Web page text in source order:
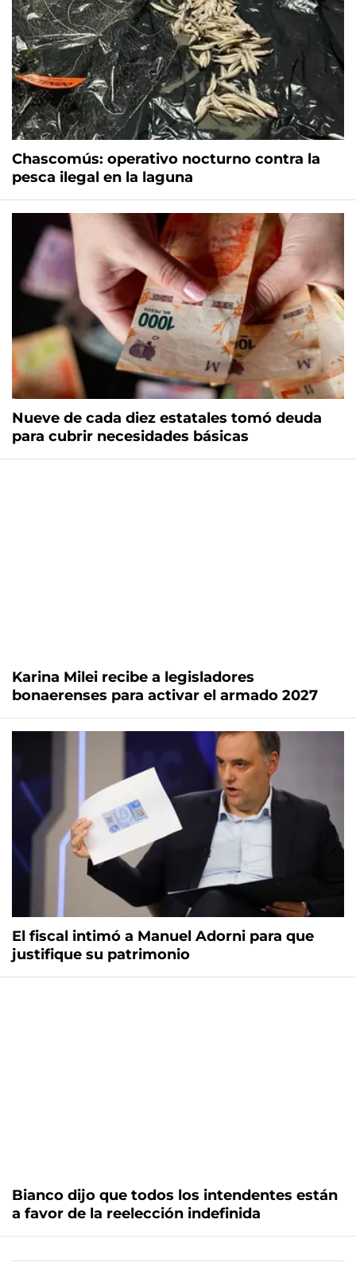
Chascomús: operativo nocturno contra la
pesca ilegal en la laguna
Nueve de cada diez estatales tomó deuda
para cubrir necesidades básicas
Karina Milei recibe a legisladores
bonaerenses para activar el armado 2027
El fiscal intimó a Manuel Adorni para que
justifique su patrimonio
Bianco dijo que todos los intendentes están
a favor de la reelección indefinida